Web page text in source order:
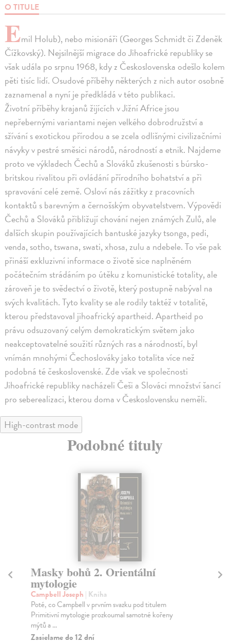
O TITULE
Emil Holub), nebo misionáři (Georges Schmidt či Zdeněk
Čížkovský). Nejsilnější migrace do Jihoafrické republiky se
však udála po srpnu 1968, kdy z Československa odešlo kolem
pěti tisíc lidí. Osudové příběhy některých z nich autor osobně
zaznamenal a nyní je předkládá v této publikaci.
Životní příběhy krajanů žijících v Jižní Africe jsou
nepřebernými variantami nejen velkého dobrodružství a
sžívání s exotickou přírodou a se zcela odlišnými civilizačními
návyky v pestré směsici národů, národností a etnik. Najdeme
proto ve výkladech Čechů a Slováků zkušenosti s búrsko-
britskou rivalitou při ovládání přírodního bohatství a při
spravování celé země. Osloví nás zážitky z pracovních
kontaktů s barevným a černošským obyvatelstvem. Výpovědi
Čechů a Slováků přibližují chování nejen známých Zulů, ale
dalších skupin používajících bantuské jazyky tsonga, pedi,
venda, sotho, tswana, swati, xhosa, zulu a ndebele. To vše pak
přináší exkluzivní informace o životě sice naplněném
počátečním strádáním po útěku z komunistické totality, ale
zároveň je to svědectví o životě, který postupně nabýval na
svých kvalitách. Tyto kvality se ale rodily taktéž v totalitě,
kterou představoval jihoafrický apartheid. Apartheid po
právu odsuzovaný celým demokratickým světem jako
neakceptovatelné soužití různých ras a národností, byl
vnímán mnohými Čechoslováky jako totalita více než
podobná té československé. Zde však ve společnosti
Jihoafrické republiky nacházeli Češi a Slováci množství šancí
pro seberealizaci, kterou doma v Československu neměli.
High-contrast mode
Podobné tituly
Masky bohů 2. Orientální
mytologie
Campbell Joseph | Kniha
Poté, co Campbell v prvním svazku pod titulem
Primitivní mytologie prozkoumal samotné kořeny
mýtů a ...
Zasielame do 12 dní